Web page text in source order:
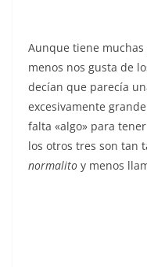
Aunque tiene
menos nos gusta de
decían que parecía
excesivamente
falta «algo» para
los otros tres son tan
normalito y menos